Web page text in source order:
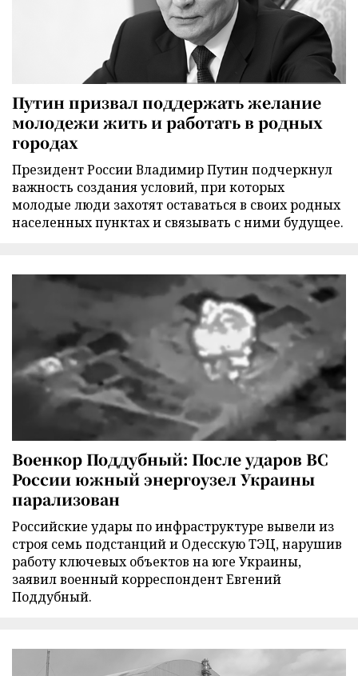
Путин призвал поддержать желание
молодежи жить и работать в родных
городах
Президент России Владимир Путин подчеркнул
важность создания условий, при которых
молодые люди захотят оставаться в своих родных
населенных пунктах и связывать с ними будущее.
Военкор Поддубный: После ударов ВС
России южный энергоузел Украины
парализован
Российские удары по инфраструктуре вывели из
строя семь подстанций и Одесскую ТЭЦ, нарушив
работу ключевых объектов на юге Украины,
заявил военный корреспондент Евгений
Поддубный.